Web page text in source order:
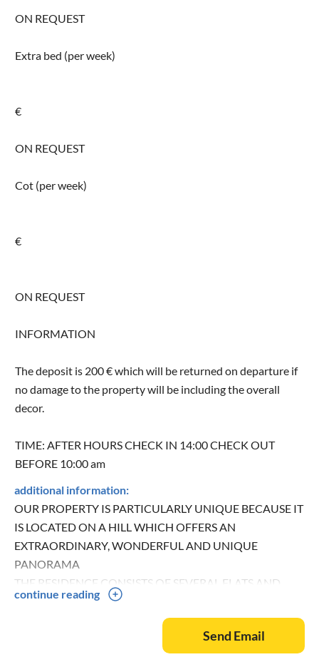
ON REQUEST
Extra bed (per week)
€
ON REQUEST
Cot (per week)
€
ON REQUEST
INFORMATION
The deposit is 200 € which will be returned on departure if
no damage to the property will be including the overall
decor.
TIME: AFTER HOURS CHECK IN 14:00 CHECK OUT
BEFORE 10:00 am
additional information:
OUR PROPERTY IS PARTICULARLY UNIQUE BECAUSE IT
IS LOCATED ON A HILL WHICH OFFERS AN
EXTRAORDINARY, WONDERFUL AND UNIQUE
PANORAMA
THE RESIDENCE CONSISTS OF SEVERAL FLATS AND
THREE FACILITIES
EVERY ONE OF OUR APARTMENTS, ABOUT 75M2, IS
FULLY FURNISHED, COMFORTABLE AND OFFERS
continue reading
Send Email